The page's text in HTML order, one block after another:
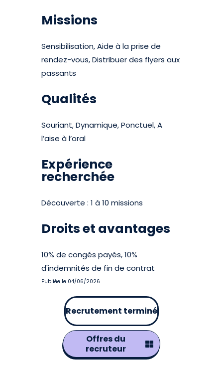
Missions
Sensibilisation, Aide à la prise de
rendez-vous, Distribuer des flyers aux
passants
Qualités
Souriant, Dynamique, Ponctuel, A
l’aise à l’oral
Expérience
recherchée
Découverte : 1 à 10 missions
Droits et avantages
10% de congés payés, 10%
d'indemnités de fin de contrat
Publiée le 04/06/2026
Recrutement terminé
Offres du
recruteur